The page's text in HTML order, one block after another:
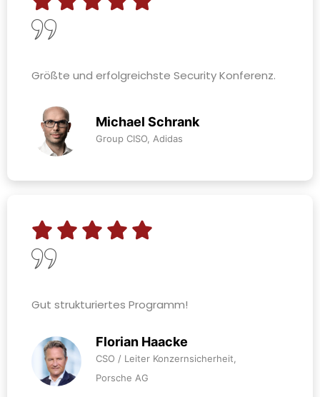
Größte und erfolgreichste Security Konferenz.
Michael Schrank
Group CISO, Adidas
Gut strukturiertes Programm!
Florian Haacke
CSO / Leiter Konzernsicherheit,
Porsche AG